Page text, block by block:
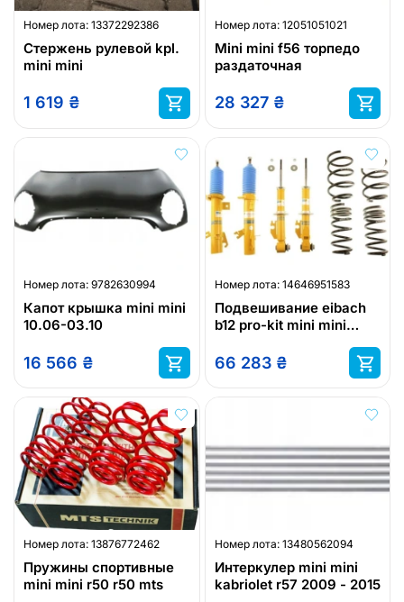
Номер лота: 13372292386
Стержень рулевой kpl.
mini mini
1 619 ₴
Номер лота: 12051051021
Mini mini f56 торпедо
раздаточная
28 327 ₴
Номер лота: 9782630994
Капот крышка mini mini
10.06-03.10
16 566 ₴
Номер лота: 14646951583
Подвешивание eibach
b12 pro-kit mini mini
mini
66 283 ₴
Номер лота: 13876772462
Пружины спортивные
mini mini r50 r50 mts
Номер лота: 13480562094
Интеркулер mini mini
kabriolet r57 2009 - 2015